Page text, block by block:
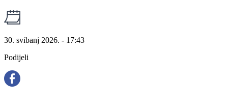
30. svibanj 2026. - 17:43
Podijeli